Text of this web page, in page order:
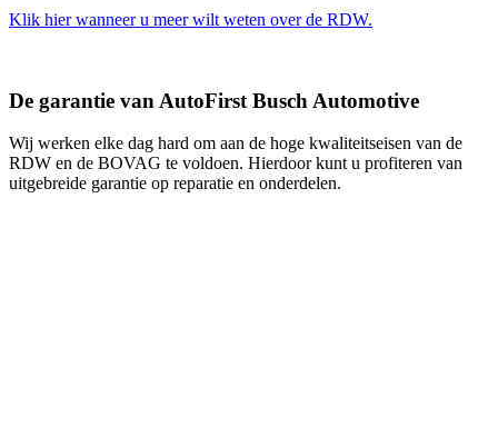
Klik hier wanneer u meer wilt weten over de RDW.
De garantie van AutoFirst Busch Automotive
Wij werken elke dag hard om aan de hoge kwaliteitseisen van de
RDW en de BOVAG te voldoen. Hierdoor kunt u profiteren van
uitgebreide garantie op reparatie en onderdelen.